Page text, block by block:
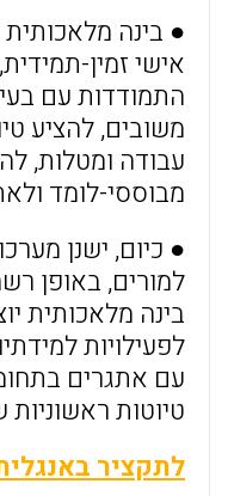
● בינה
אישי זמין-
התמודדות עם
משובים, להציע
עבודה ומטלות,
מבוססי-לומד
● כיום, ישנן
למורים, באופן
בינה מלאכותית
לפעילויות
עם אתגרים
טיוטות
לתקציר